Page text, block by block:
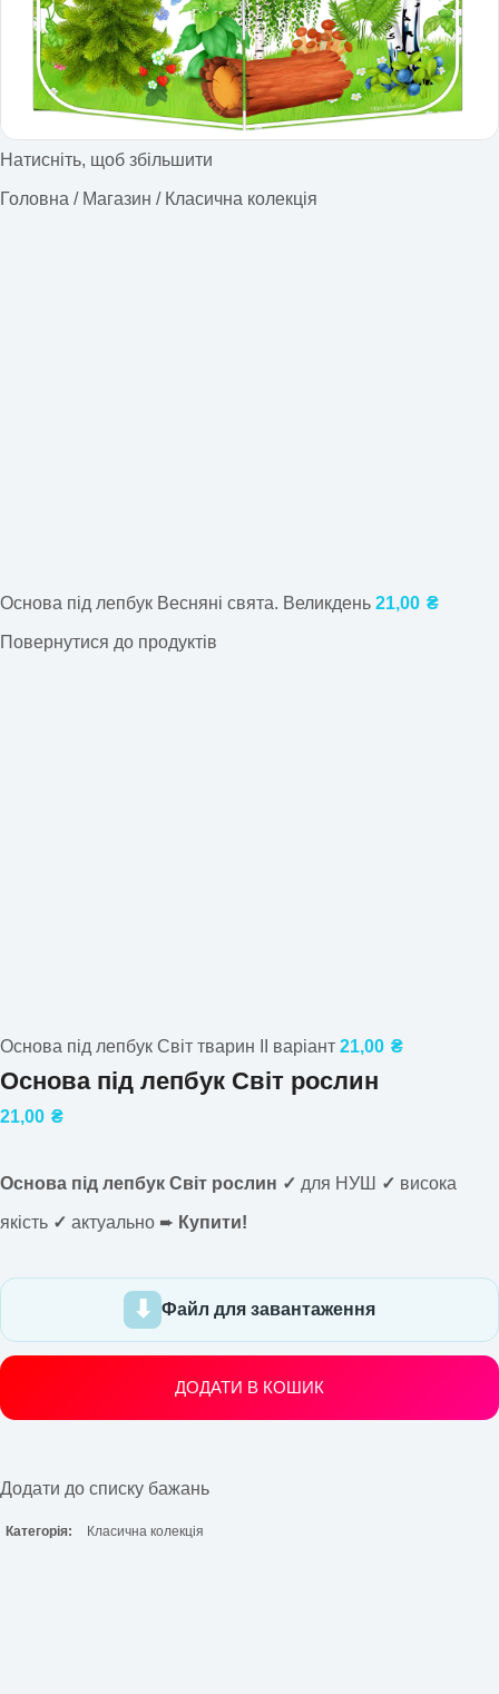
Натисніть, щоб збільшити
Головна / Магазин / Класична колекція
Основа під лепбук Весняні свята. Великдень 21,00 ₴
Повернутися до продуктів
Основа під лепбук Світ тварин ІІ варіант 21,00 ₴
Основа під лепбук Світ рослин
21,00 ₴
Основа під лепбук Світ рослин ✓ для НУШ ✓ висока
якість ✓ актуально ➨ Купити!
Файл для завантаження
ДОДАТИ В КОШИК
Додати до списку бажань
Категорія: Класична колекція